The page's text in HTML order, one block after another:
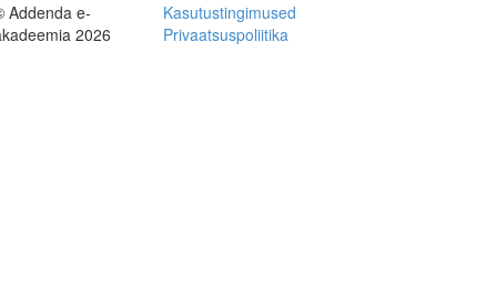
Addenda e-
2026
Kasutustingimused
Privaatsuspoliitika